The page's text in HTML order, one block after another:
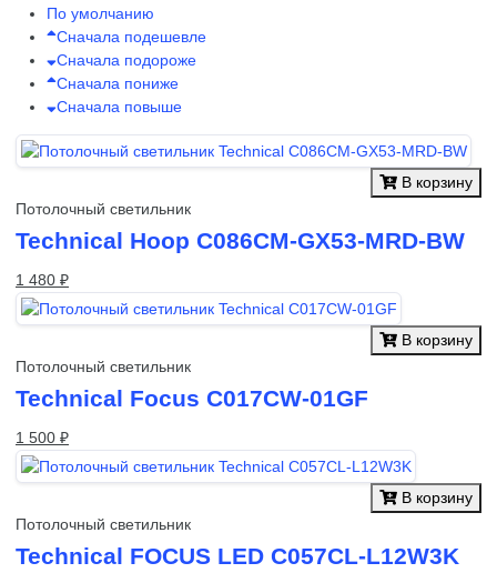
По умолчанию
Сначала подешевле
Сначала подороже
Сначала пониже
Сначала повыше
В корзину
Потолочный светильник
Technical Hoop C086CM-GX53-MRD-BW
1 480 ₽
В корзину
Потолочный светильник
Technical Focus C017CW-01GF
1 500 ₽
В корзину
Потолочный светильник
Technical FOCUS LED C057CL-L12W3K